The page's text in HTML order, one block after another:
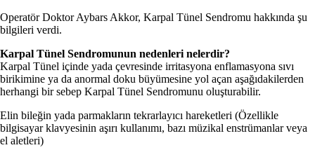
Operatör Doktor Aybars Akkor, Karpal Tünel Sendromu hakkında şu
bilgileri verdi.
Karpal Tünel Sendromunun nedenleri nelerdir?
Karpal Tünel içinde yada çevresinde irritasyona enflamasyona sıvı
birikimine ya da anormal doku büyümesine yol açan aşağıdakilerden
herhangi bir sebep Karpal Tünel Sendromunu oluşturabilir.
Elin bileğin yada parmakların tekrarlayıcı hareketleri (Özellikle
bilgisayar klavyesinin aşırı kullanımı, bazı müzikal enstrümanlar veya
el aletleri)